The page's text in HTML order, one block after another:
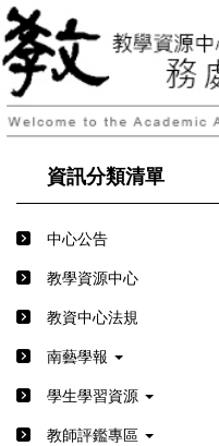
跳
到
主
要
內
容
資訊分類清單
中心公告
教學資源中心
教資中心法規
南藝學報
學生學習資源
教師評鑑專區